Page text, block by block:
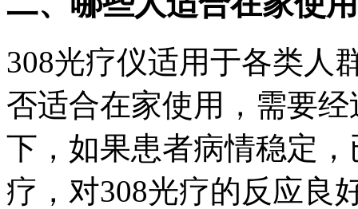
308光疗仪适用于各类人
否适合在家使用，需要
下，如果患者病情稳定
疗，对308光疗的反应良